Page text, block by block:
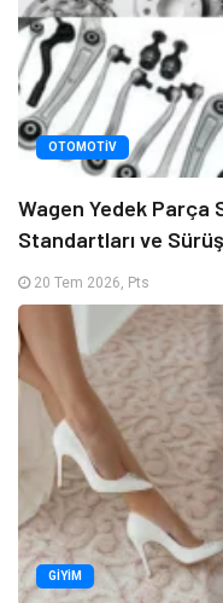
OTOMOTIV
Wagen Yedek Parça
Standartları ve
20 Tem 2026, Pts
GIYIM